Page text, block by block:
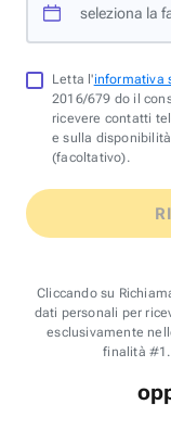
seleziona la
Letta l'informativa
2016/679 do il
ricevere contatti
e sulla
(facoltativo).
Cliccando su
dati personali per
esclusivamente
finalità